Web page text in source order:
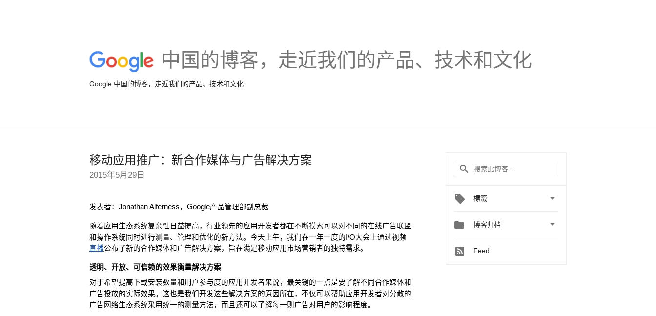
中国的博客，走近我们的产品、技术和文化
Google 中国的博客，走近我们的产品、技术和文化
移动应用推广：新合作媒体与广告解决方案
2015年5月29日
发表者：Jonathan Alferness，Google产品管理部副总裁
随着应用生态系统复杂性日益提高，行业领先的应用开发者都在不断摸索可以对不同的在线广告联盟
和操作系统同时进行测量、管理和优化的新方法。今天上午，我们在一年一度的I/O大会上通过视频
直播公布了新的合作媒体和广告解决方案，旨在满足移动应用市场营销者的独特需求。
透明、开放、可信赖的效果衡量解决方案
对于希望提高下载安装数量和用户参与度的应用开发者来说，最关键的一点是要了解不同合作媒体和
广告投放的实际效果。这也是我们开发这些解决方案的原因所在，不仅可以帮助应用开发者对分散的
广告网络生态系统采用统一的测量方法，而且还可以了解每一则广告对用户的影响程度。
標籤 
 博客归档 
Feed